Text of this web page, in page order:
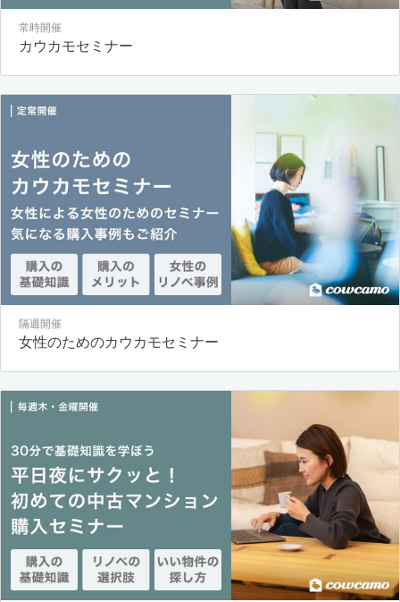
常時開催
カウカモセミナー
隔週開催
女性のためのカウカモセミナー